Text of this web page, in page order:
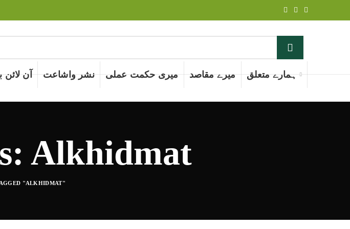
آن نشر واشاعت میری حکمت عملی میرے مقاصد ہمارے متعلق
Alkhidmat
"ALKHIDMAT"